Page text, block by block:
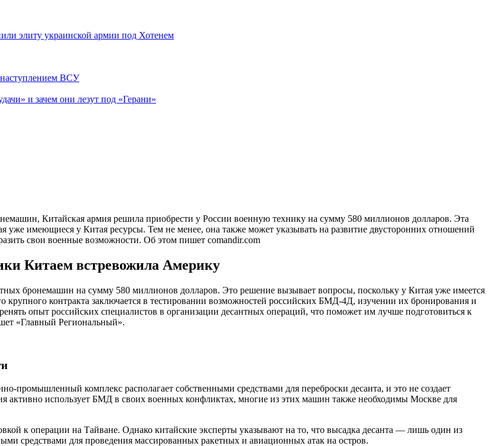
элиту украинской армии под Хотенем
ВСУ
и зачем они лезут под «Герани»
Китайская армия решила приобрести у России военную технику на сумму 580 миллионов долларов. Эта
уже имеющиеся у Китая ресурсы. Тем не менее, она также может указывать на развитие двусторонних отношений
свои военные возможности. Об этом пишет comandir.com
Китаем встревожила Америку
бронемашин на сумму 580 миллионов долларов. Это решение вызывает вопросы, поскольку у Китая уже имеется
крупного контракта заключается в тестировании возможностей российских БМД-4Д, изучении их бронирования и
опыт российских специалистов в организации десантных операций, что поможет им лучше подготовиться к
«Главный Региональный».
промышленный комплекс располагает собственными средствами для переброски десанта, и это не создает
активно использует БМД в своих военных конфликтах, многие из этих машин также необходимы Москве для
к операции на Тайване. Однако китайские эксперты указывают на то, что высадка десанта — лишь один из
средствами для проведения массированных ракетных и авиационных атак на остров.